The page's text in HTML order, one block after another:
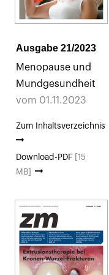
Ausgabe 21/2023
Menopause und
Mundgesundheit
vom 01.11.2023
Zum Inhaltsverzeichnis
Download-PDF
[15
MB]